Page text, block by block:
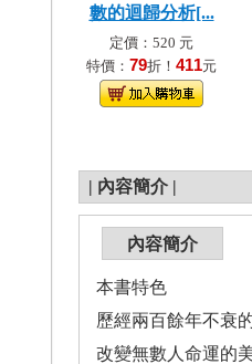
數的迴歸分析[...
定價：520 元
特價： 79折！ 411元
| 內容簡介 |
內容簡介
本書特色
歷經兩百餘年不衰
改變無數人命運的